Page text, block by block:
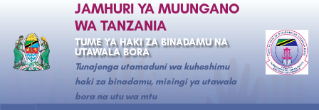
JAMHURI YA MUUNGANO
WA TANZANIA
TUME YA HAKI ZA BINADAMU NA
UTAWALA BORA
Tunajenga utamaduni wa kuheshimu
haki za binadamu, misingi ya utawala
bora na utu wa mtu